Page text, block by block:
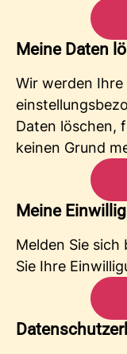
Meine Daten
Wir werden
Daten löschen,
keinen Grund
Meine
Melden Sie
Sie Ihre